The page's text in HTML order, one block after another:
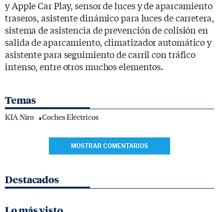
y Apple Car Play, sensor de luces y de aparcamiento
traseros, asistente dinámico para luces de carretera,
sistema de asistencia de prevención de colisión en
salida de aparcamiento, climatizador automático y
asistente para seguimiento de carril con tráfico
intenso, entre otros muchos elementos.
Temas
KIA Niro Coches Eléctricos
MOSTRAR COMENTARIOS
Destacados